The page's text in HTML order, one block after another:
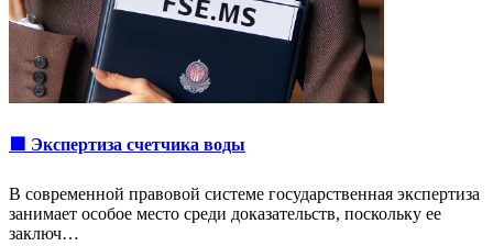
🟩 Экспертиза счетчика воды
В современной правовой системе государственная экспертиза
занимает особое место среди доказательств, поскольку ее
заключ…